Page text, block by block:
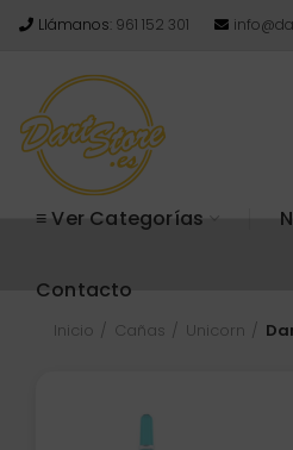
Llámanos: 961 152 301
≡ Ver Categorías
Contacto
Inicio Cañas Unicorn